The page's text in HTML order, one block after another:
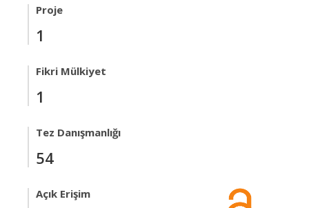
Proje
1
Fikri Mülkiyet
1
Tez Danışmanlığı
54
Açık Erişim